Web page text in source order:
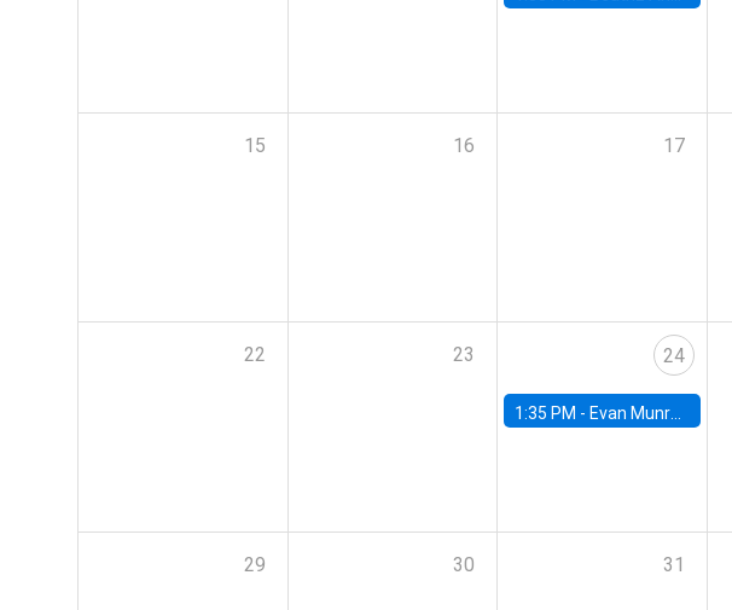
15 16 17
22 23 24
1:35 PM - Evan Munro, Neyman Visiting Assistant Professor in the Department of Statistics at UC Berkeley
29 30 31